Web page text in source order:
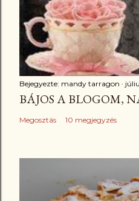
Bejegyezte: mandy tarragon
BÁJOS A BLOGOM,
Megosztás 10 megjegyzés